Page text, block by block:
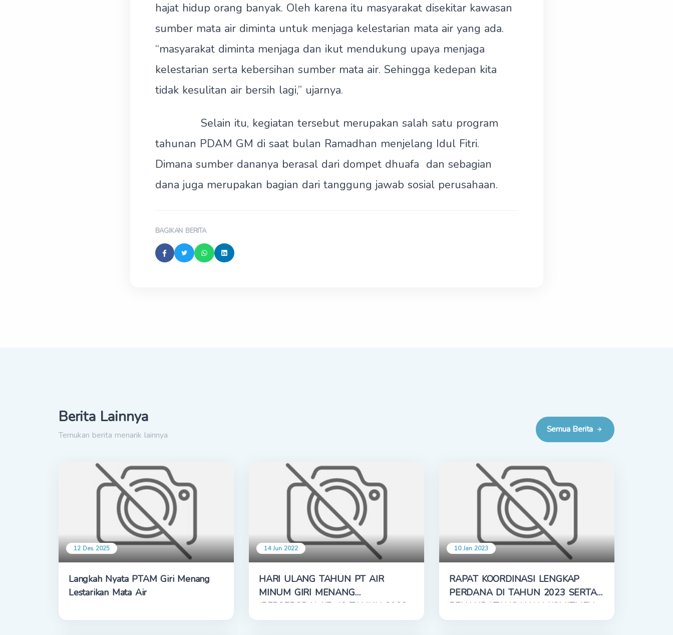
hajat hidup orang banyak. Oleh karena itu masyarakat disekitar kawasan
sumber mata air diminta untuk menjaga kelestarian mata air yang ada.
“masyarakat diminta menjaga dan ikut mendukung upaya menjaga
kelestarian serta kebersihan sumber mata air. Sehingga kedepan kita
tidak kesulitan air bersih lagi,” ujarnya.
Selain itu, kegiatan tersebut merupakan salah satu program
tahunan PDAM GM di saat bulan Ramadhan menjelang Idul Fitri.
Dimana sumber dananya berasal dari dompet dhuafa dan sebagian
dana juga merupakan bagian dari tanggung jawab sosial perusahaan.
BAGIKAN BERITA
Berita Lainnya
Temukan berita menarik lainnya
Semua Berita
12 Des 2025
Langkah Nyata PTAM Giri Menang
Lestarikan Mata Air
14 Jun 2022
HARI ULANG TAHUN PT AIR
MINUM GIRI MENANG
(PERSERODA) KE-42 TAHUN 2022
10 Jan 2023
RAPAT KOORDINASI LENGKAP
PERDANA DI TAHUN 2023 SERTA
PENANDATANGANAN KOMITMEN
DAN PAKTA INTEGRITAS